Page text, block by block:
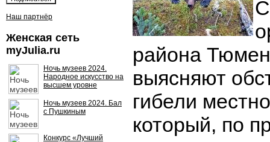
Наш партнёр
Женская сеть
myJulia.ru
Ночь музеев 2024.
Народное искусство на
высшем уровне
Ночь музеев 2024. Бал
с Пушкиным
Конкурс «Лучший
района
выясняют
гибели
который, по